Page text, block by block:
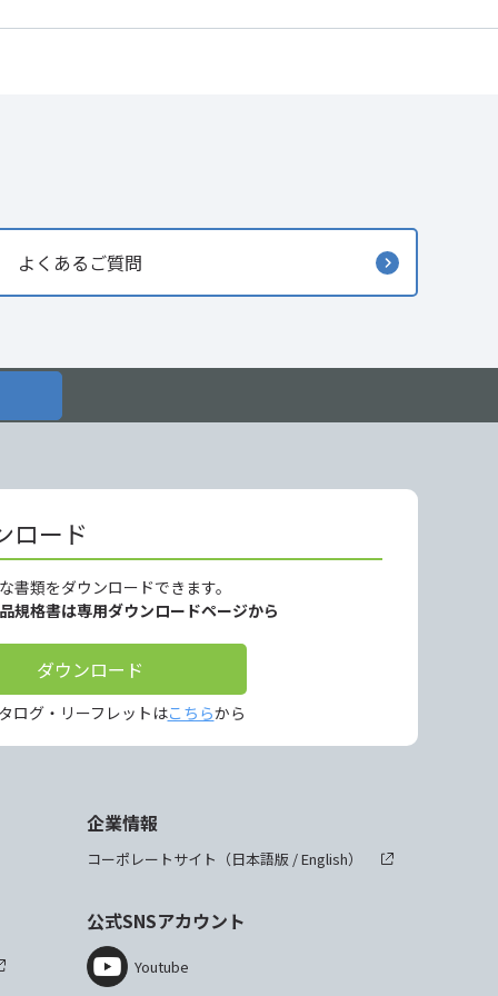
よくあるご質問
ロード
書類をダウンロードできます。
規格書は専用ダウンロードページから
ダウンロード
ログ・リーフレットはこちらから
企業情報
コーポレートサイト（日本語版 /English）
公式SNSアカウント
Youtube